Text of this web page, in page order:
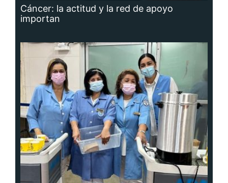
Cáncer: la actitud y la red de apoyo
importan